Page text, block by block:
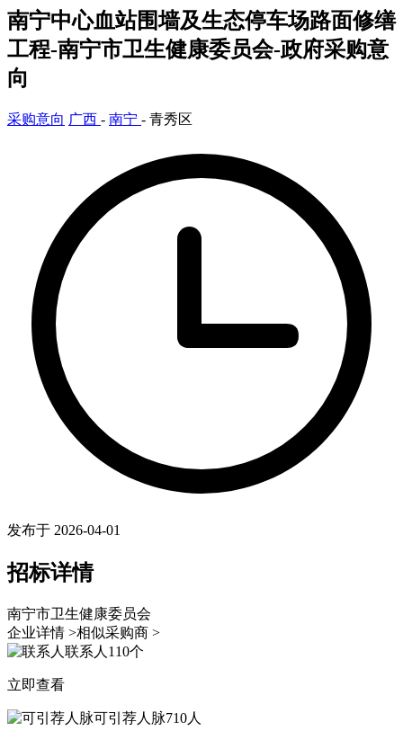
南宁中心血站围墙及生态停车场路面修缮
工程-南宁市卫生健康委员会-政府采购意
向
采购意向 广西 - 南宁 - 青秀区
发布于 2026-04-01
招标详情
南宁市卫生健康委员会
企业详情 >相似采购商 >
联系人 110个
立即查看
可引荐人脉710人